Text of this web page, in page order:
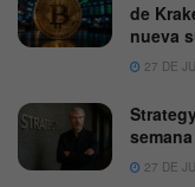
de
nueva
27 DE
27 DE